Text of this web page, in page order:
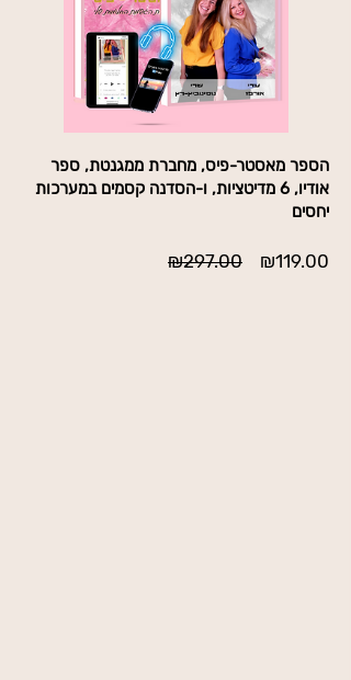
הספר מאסטר-פיס, מחברת ממגנטת, ספר
אודיו, 6 מדיטציות, ו-הסדנה קסמים במערכות
יחסים
₪297.00
מחיר
₪119.00